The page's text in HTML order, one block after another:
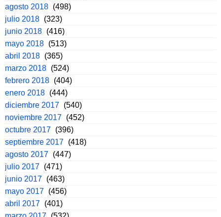
agosto 2018 (498)
julio 2018 (323)
junio 2018 (416)
mayo 2018 (513)
abril 2018 (365)
marzo 2018 (524)
febrero 2018 (404)
enero 2018 (444)
diciembre 2017 (540)
noviembre 2017 (452)
octubre 2017 (396)
septiembre 2017 (418)
agosto 2017 (447)
julio 2017 (471)
junio 2017 (463)
mayo 2017 (456)
abril 2017 (401)